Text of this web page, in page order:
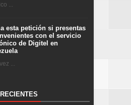
...
esta petición si presentas
con el servicio
de Digitel en
...